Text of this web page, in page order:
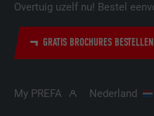
Overtuig uzelf nu! Bestel
GRATIS BROCHURES BESTELLEN
My PREFA Nederland
AANBIEDER
VERVALTIJD 1 dag
DOEL
LinkedIn